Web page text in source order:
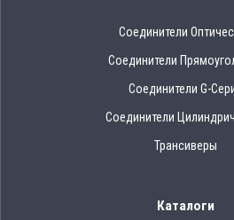
Соединители
Соединители
Соединители G-
Соединители
Трансиверы
Каталоги